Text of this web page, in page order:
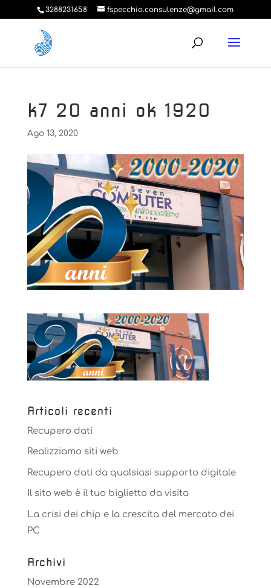
3288231658 fspecchio.consulenze@gmail.com
k7 20 anni ok 1920
Ago 13, 2020
Articoli recenti
Recupero dati
Realizziamo siti web
Recupero dati da qualsiasi supporto digitale
Il sito web è il tuo biglietto da visita
La crisi dei chip e la crescita del mercato dei
PC
Archivi
Novembre 2022